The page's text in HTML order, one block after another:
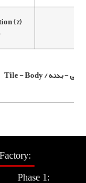
(%)
Tile - Body / کاشی - بدنه
Factory:
Phase 1: